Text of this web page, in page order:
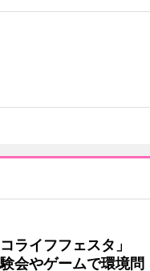
ライフフェスタ」
会やゲームで環境問